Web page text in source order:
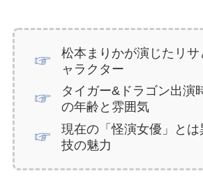
松本まりかが演じたリサ
ャラクター
タイガー&ドラゴン出演
の年齢と雰囲気
現在の「怪演女優」と
技の魅力